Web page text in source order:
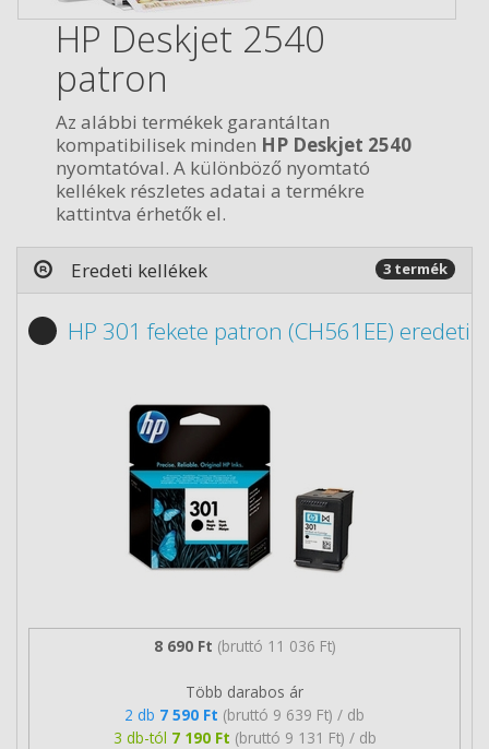
HP Deskjet 2540
patron
Az alábbi termékek garantáltan
kompatibilisek minden HP Deskjet 2540
nyomtatóval. A különböző nyomtató
kellékek részletes adatai a termékre
kattintva érhetők el.
Eredeti kellékek 3 termék
HP 301 fekete patron (CH561EE) eredeti
8 690 Ft (bruttó 11 036 Ft)
Több darabos ár
2 db 7 590 Ft (bruttó 9 639 Ft) / db
3 db-tól 7 190 Ft (bruttó 9 131 Ft) / db